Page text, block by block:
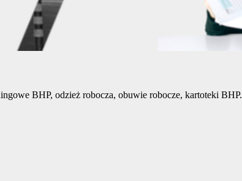
BHP, odzież robocza, obuwie robocze, kartoteki BHP.